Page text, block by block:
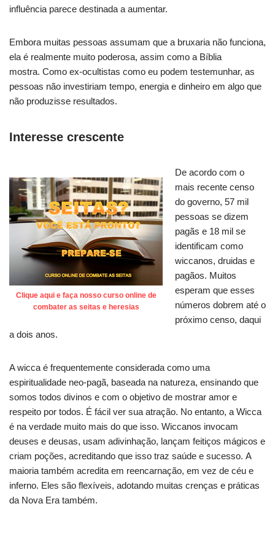
influência parece destinada a aumentar.
Embora muitas pessoas assumam que a bruxaria não funciona,
ela é realmente muito poderosa, assim como a Bíblia
mostra. Como ex-ocultistas como eu podem testemunhar, as
pessoas não investiriam tempo, energia e dinheiro em algo que
não produzisse resultados.
Interesse crescente
Clique aqui e faça nosso curso online de
combater as seitas e heresias
De acordo com o
mais recente censo
do governo, 57 mil
pessoas se dizem
pagãs e 18 mil se
identificam como
wiccanos, druidas e
pagãos. Muitos
esperam que esses
números dobrem até o
próximo censo, daqui
a dois anos.
A wicca é frequentemente considerada como uma
espiritualidade neo-pagã, baseada na natureza, ensinando que
somos todos divinos e com o objetivo de mostrar amor e
respeito por todos. É fácil ver sua atração. No entanto, a Wicca
é na verdade muito mais do que isso. Wiccanos invocam
deuses e deusas, usam adivinhação, lançam feitiços mágicos e
criam poções, acreditando que isso traz saúde e sucesso. A
maioria também acredita em reencarnação, em vez de céu e
inferno. Eles são flexíveis, adotando muitas crenças e práticas
da Nova Era também.